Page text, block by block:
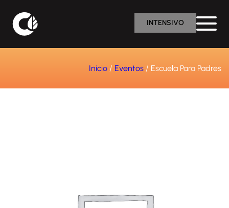
INTENSIVO
Inicio / Eventos / Escuela Para Padres